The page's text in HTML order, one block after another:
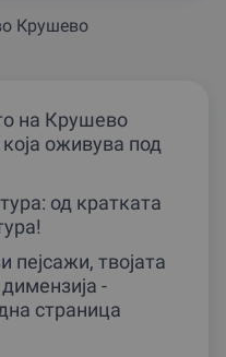
Крушево
на Крушево
оживува под
од кратката
пејсажи, твојата
-
страница